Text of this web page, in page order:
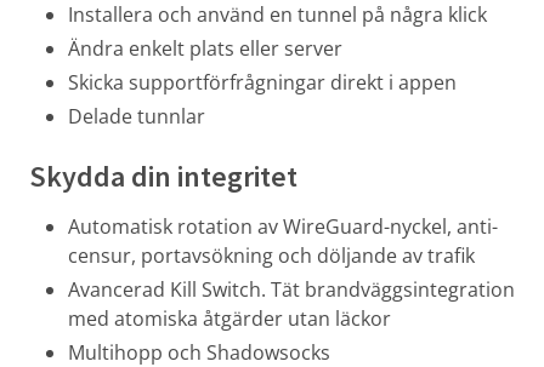
Installera och använd en tunnel på några klick
Ändra enkelt plats eller server
Skicka supportförfrågningar direkt i appen
Delade tunnlar
Skydda din integritet
Automatisk rotation av WireGuard-nyckel, anti-
censur, portavsökning och döljande av trafik
Avancerad Kill Switch. Tät brandväggsintegration
med atomiska åtgärder utan läckor
Multihopp och Shadowsocks